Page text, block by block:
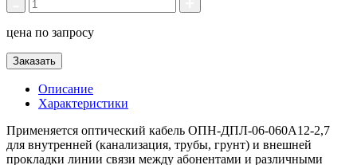
цена по запросу
Заказать
Описание
Характеристики
Применяется оптический кабель ОПН-ДПЛ-06-060А12-2,7
для внутренней (канализация, трубы, грунт) и внешней
прокладки линии связи между абонентами и различными